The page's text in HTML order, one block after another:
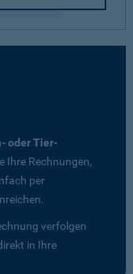
oder Tier-
Ihre Rechnungen,
per
verfolgen
in Ihre